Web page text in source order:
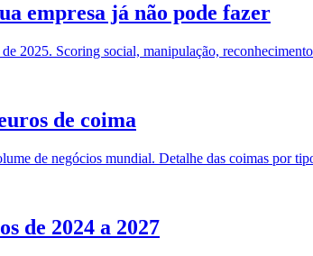
empresa já não pode fazer
2025. Scoring social, manipulação,
de coima
de negócios mundial. Detalhe das coimas por
de 2024 a 2027